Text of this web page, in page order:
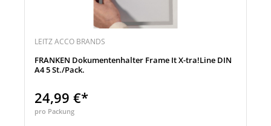
LEITZ ACCO BRANDS
FRANKEN Dokumentenhalter Frame It X-tra!Line DIN
A4 5 St./Pack.
24,99 €*
pro Packung